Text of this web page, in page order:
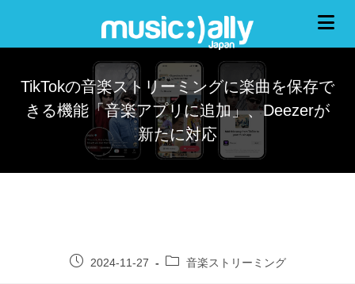
TikTokの音楽ストリーミングに楽曲を保存で
きる機能「音楽アプリに追加」、Deezerが
新たに対応
2024-11-27 音楽ストリーミング